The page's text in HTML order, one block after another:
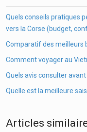
Quels conseils pratiques
vers la Corse (budget,
Comparatif des meilleurs
Comment voyager au
Quels avis consulter
Quelle est la meilleure
Articles